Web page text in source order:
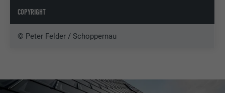
COPYRIGHT
© Peter Felder / Schoppernau